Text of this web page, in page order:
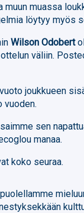
muassa
löytyy myös
Wilson Odobert
väliin.
joukkueen
vuoden.
sen
manaa.
koko seuraa.